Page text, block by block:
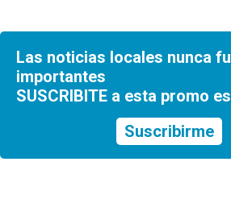
Las noticias locales nunca
importantes
SUSCRIBITE a esta promo
Suscribirme